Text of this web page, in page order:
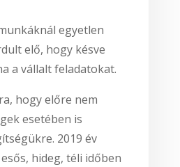
egyetlen
elő, hogy késve
a vállalt feladatokat.
hogy előre nem
esetében is
2019 év
hideg, téli időben